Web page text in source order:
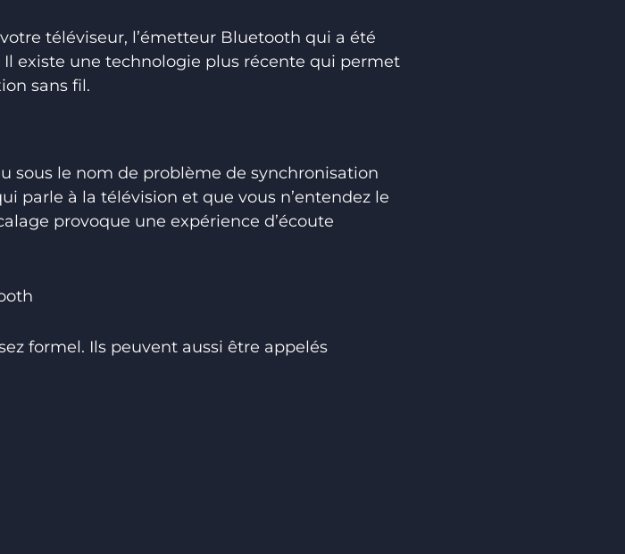
téléviseur, l’émetteur Bluetooth qui a été
existe une technologie plus récente qui permet
sans fil.
sous le nom de problème de synchronisation
parle à la télévision et que vous n’entendez le
provoque une expérience d’écoute
formel. Ils peuvent aussi être appelés